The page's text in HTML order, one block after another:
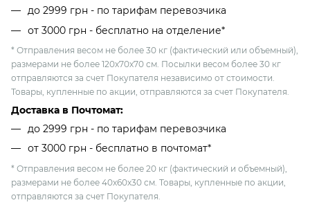
до 2999 грн - по тарифам перевозчика
от 3000 грн - бесплатно на отделение*
* Отправления весом не более 30 кг (фактический или объемный),
размерами не более 120х70х70 см. Посылки весом более 30 кг
отправляются за счет Покупателя независимо от стоимости.
Товары, купленные по акции, отправляются за счет Покупателя.
Доставка в Почтомат:
до 2999 грн - по тарифам перевозчика
от 3000 грн - бесплатно в почтомат*
* Отправления весом не более 20 кг (фактический и объемный),
размерами не более 40х60х30 см. Товары, купленные по акции,
отправляются за счет Покупателя.